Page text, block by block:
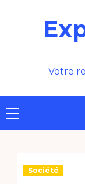
Votre
Menu
principal
Société